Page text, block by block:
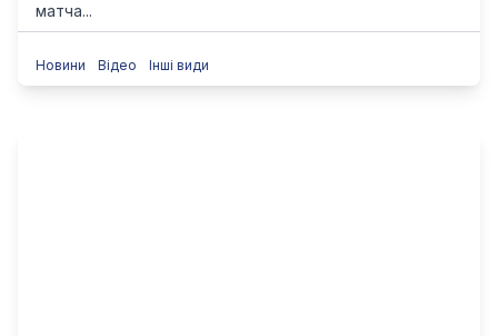
матча...
Новини Відео Інші види